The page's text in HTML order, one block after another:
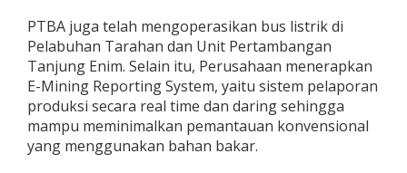
PTBA juga telah mengoperasikan bus listrik di
Pelabuhan Tarahan dan Unit Pertambangan
Tanjung Enim. Selain itu, Perusahaan menerapkan
E-Mining Reporting System, yaitu sistem pelaporan
produksi secara real time dan daring sehingga
mampu meminimalkan pemantauan konvensional
yang menggunakan bahan bakar.